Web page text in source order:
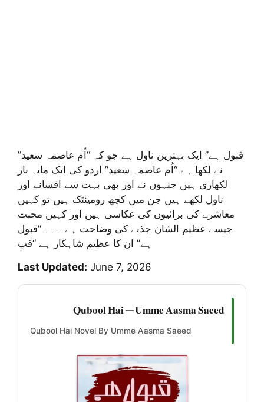
قبول ہے” ایک بہترین ناول ہے جو کہ “اُم عاصمہ سعید”
نے لکھا ہے “اُم عاصمہ سعید” اردو کی ایک مایہ ناز
لکھاری ہیں جنہوں نے اور بھی بہت سے افسانے اور
ناول لکھے ہیں جن میں کچھ رومینٹک ہیں تو کہیں
معاشرے کی برائیوں کی عکاسی ہیں اور کہیں محبت
جیسے عظیم الشان جذبے کی وضاحت ہے ۔۔۔ “قبول
ہے” ان کا عظیم شاہکار ہے “قب
Last Updated: June 7, 2026
Qubool Hai — Umme Aasma Saeed
Qubool Hai Novel By Umme Aasma Saeed